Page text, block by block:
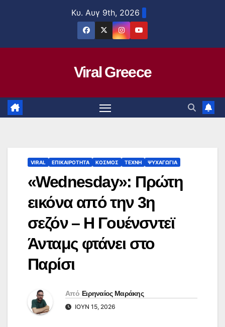
Κυ. Αυγ 9th, 2026
Viral Greece
VIRAL ΕΠΙΚΑΙΡΟΤΗΤΑ ΚΟΣΜΟΣ ΤΕΧΝΗ ΨΥΧΑΓΩΓΙΑ
«Wednesday»: Πρώτη
εικόνα από την 3η
σεζόν – Η Γουένσντεϊ
Άνταμς φτάνει στο
Παρίσι
Από Ειρηναίος Μαράκης
ΙΟΎΝ 15, 2026